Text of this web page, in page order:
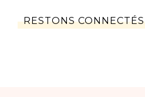
RESTONS CONNECTÉS